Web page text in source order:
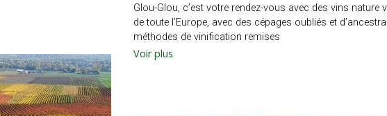
Glou-Glou, c’est votre rendez-vous avec des vins nature
de toute l’Europe, avec des cépages oubliés et
méthodes de vinification remises
Voir plus